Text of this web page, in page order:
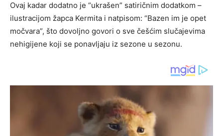
Ovaj kadar dodatno je “ukrašen” satiričnim dodatkom –
ilustracijom žapca Kermita i natpisom: “Bazen im je opet
močvara”, što dovoljno govori o sve češćim slučajevima
nehigijene koji se ponavljaju iz sezone u sezonu.